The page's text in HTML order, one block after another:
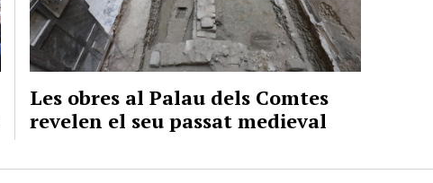
Les obres al Palau dels Comtes
revelen el seu passat medieval